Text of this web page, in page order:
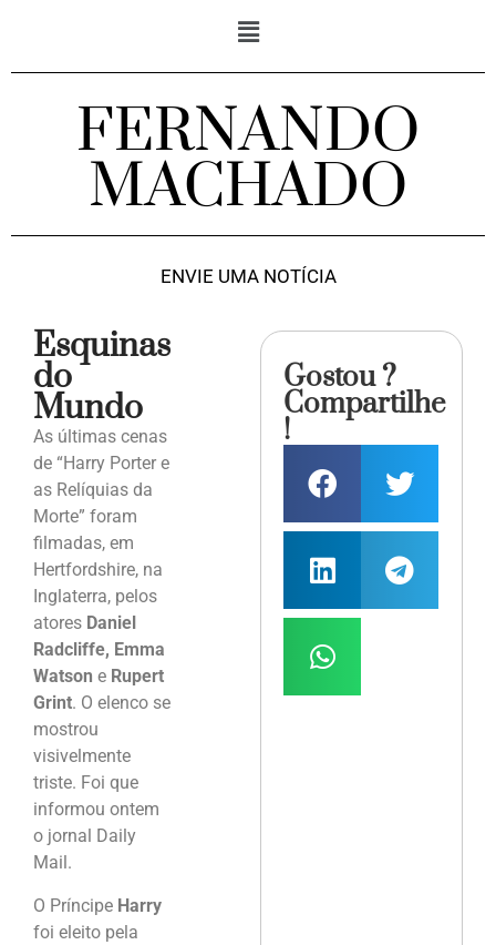
FERNANDO
MACHADO
ENVIE UMA NOTÍCIA
Esquinas
do
Mundo
As últimas cenas
de “Harry Porter e
as Relíquias da
Morte” foram
filmadas, em
Hertfordshire, na
Inglaterra, pelos
atores Daniel
Radcliffe, Emma
Watson e Rupert
Grint. O elenco se
mostrou
visivelmente
triste. Foi que
informou ontem
o jornal Daily
Mail.
O Príncipe Harry
foi eleito pela
Gostou ?
Compartilhe
!